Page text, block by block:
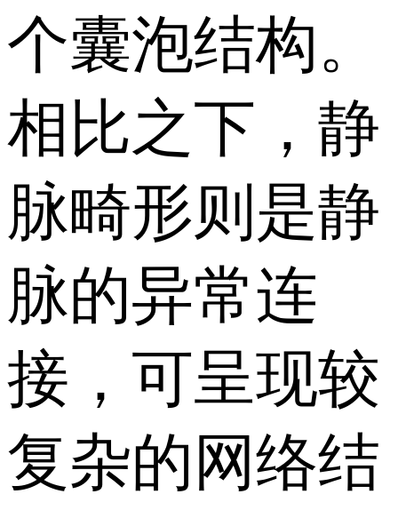
个囊泡结构。
相比之下，静
脉畸形则是静
脉的异常连
接，可呈现较
复杂的网络结